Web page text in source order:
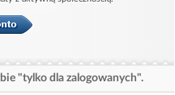
"tylko dla zalogowanych".